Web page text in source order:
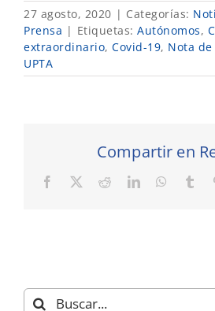
27 agosto, 2020 | Categorías:
Prensa | Etiquetas: Autónomos,
extraordinario, Covid-19, Nota de
UPTA
Compartir en
Facebook RedditLinkedIn
Buscar: